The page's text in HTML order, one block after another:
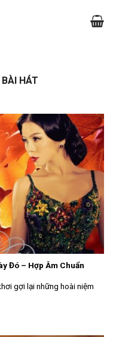
BÀI HÁT
Đó – Hợp Âm Chuẩn
gợi lại những hoài niệm